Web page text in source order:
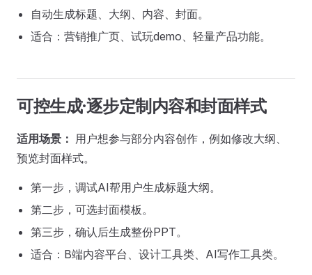
自动生成标题、大纲、内容、封面。
适合：营销推广页、试玩demo、轻量产品功能。
可控生成·逐步定制内容和封面样式
适用场景： 用户想参与部分内容创作，例如修改大纲、
预览封面样式。
第一步，调试AI帮用户生成标题大纲。
第二步，可选封面模板。
第三步，确认后生成整份PPT。
适合：B端内容平台、设计工具类、AI写作工具类。